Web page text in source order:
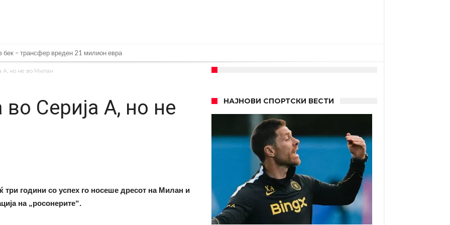
– трансфер вреден 21 милион евра
Турција
Сити за 50 милиони евра
со Ливерпул
на Манчестер доаѓа во Јувентус!
Реал: Протекоа детали од разговорот што го потресе Мадрид!
сака да се засили од Реал Мадрид!
А, но не во Милан
Серија А, но не
три години со успех го носеше дресот на Милан и
на „росонерите“.
НАЈНОВИ СПОРТСКИ ВЕСТИ